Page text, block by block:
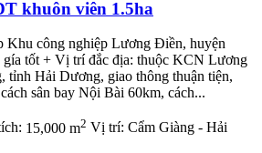
khuôn viên 1.5ha
Khu công nghiệp Lương Điền, huyện
tốt + Vị trí đắc địa: thuộc KCN Lương
tỉnh Hải Dương, giao thông thuận tiện,
sân bay Nội Bài 60km, cách...
15,000 m2 Vị trí: Cẩm Giàng - Hải